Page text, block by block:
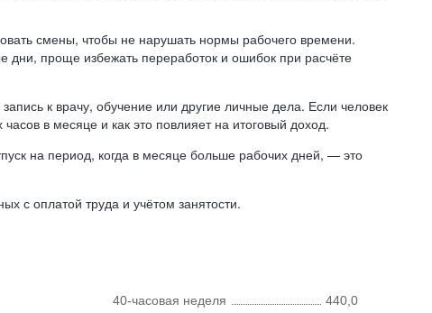
смены, чтобы не нарушать нормы рабочего времени.
дни, проще избежать переработок и ошибок при расчёте
к врачу, обучение или другие личные дела. Если человек
в месяце и как это повлияет на итоговый доход.
на период, когда в месяце больше рабочих дней, — это
с оплатой труда и учётом занятости.
40-часовая неделя
440,0